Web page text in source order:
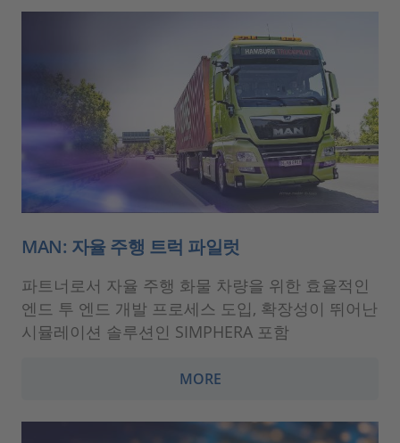
MAN: 자율 주행 트럭 파일럿
파트너로서 자율 주행 화물 차량을 위한 효율적인
엔드 투 엔드 개발 프로세스 도입, 확장성이 뛰어난
시뮬레이션 솔루션인 SIMPHERA 포함
MORE